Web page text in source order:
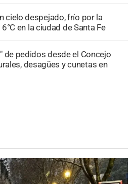
cielo despejado, frío por la
en la ciudad de Santa Fe
de pedidos desde el Concejo
desagües y cunetas en